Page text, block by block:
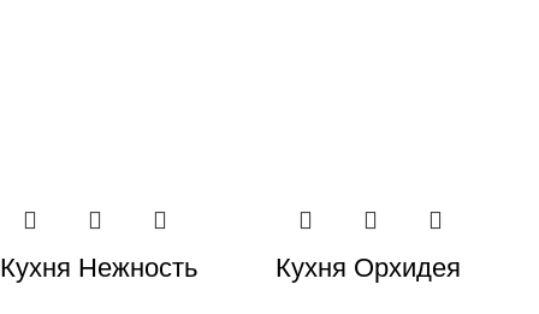
Кухня Нежность Кухня Орхидея